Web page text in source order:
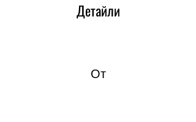
Детайли
От